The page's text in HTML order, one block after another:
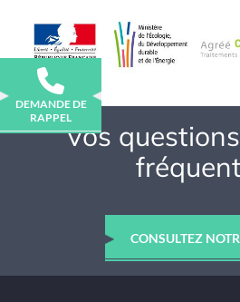
Vos
CONSULTEZ
DEMANDE DE
RAPPEL